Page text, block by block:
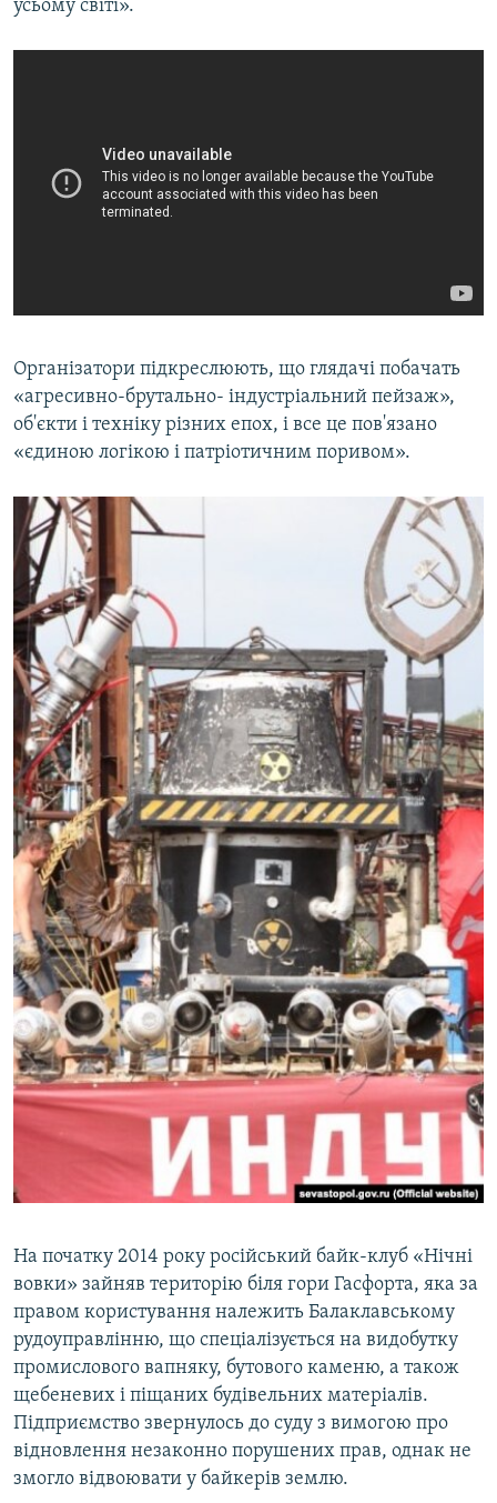
усьому світі».
Організатори підкреслюють, що глядачі побачать
«агресивно-брутально- індустріальний пейзаж»,
об'єкти і техніку різних епох, і все це пов'язано
«єдиною логікою і патріотичним поривом».
На початку 2014 року російський байк-клуб «Нічні
вовки» зайняв територію біля гори Гасфорта, яка за
правом користування належить Балаклавському
рудоуправлінню, що спеціалізується на видобутку
промислового вапняку, бутового каменю, а також
щебеневих і піщаних будівельних матеріалів.
Підприємство звернулось до суду з вимогою про
відновлення незаконно порушених прав, однак не
змогло відвоювати у байкерів землю.